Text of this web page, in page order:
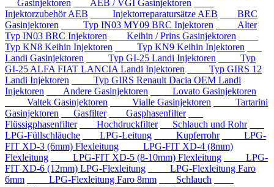
Gasinjektoren
AEB / VGI Gasinjektoren
Injektorzubehör AEB
Injektorreparatursätze AEB
BRC
Gasinjektoren
Typ IN03 MY09 BRC Injektoren
Alter
Typ IN03 BRC Injektoren
Keihin / Prins Gasinjektoren
Typ KN8 Keihin Injektoren
Typ KN9 Keihin Injektoren
Landi Gasinjektoren
Typ GI-25 Landi Injektoren
Typ
GI-25 ALFA FIAT LANCIA Landi Injektoren
Typ GIRS 12
Landi Injektoren
Typ GIRS Renault Dacia OEM Landi
Injektoren
Andere Gasinjektoren
Lovato Gasinjektoren
Valtek Gasinjektoren
Vialle Gasinjektoren
Tartarini
Gasinjektoren
Gasfilter
Gasphasenfilter
Flüssigphasenfilter
Hochdruckfilter
Schlauch und Rohr
LPG-Füllschläuche
LPG-Leitung Kupferrohr
LPG-
FIT XD-3 (6mm) Flexleitung
LPG-FIT XD-4 (8mm)
Flexleitung
LPG-FIT XD-5 (8-10mm) Flexleitung
LPG-
FIT XD-6 (12mm) LPG-Flexleitung
LPG-Flexleitung Faro
6mm
LPG-Flexleitung Faro 8mm
Schlauch